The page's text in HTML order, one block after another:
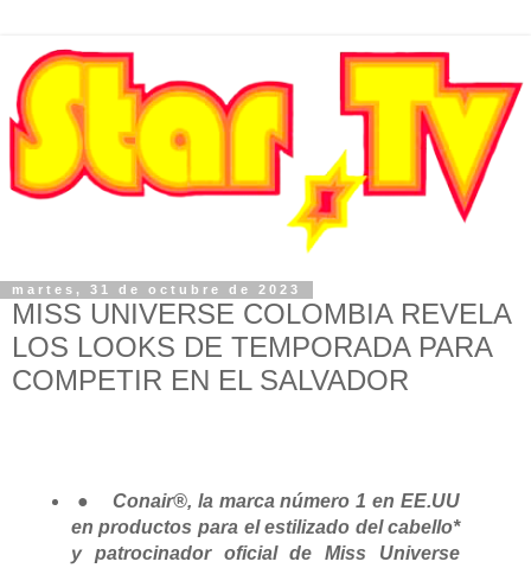
martes, 31 de octubre de 2023
MISS UNIVERSE COLOMBIA REVELA
LOS LOOKS DE TEMPORADA PARA
COMPETIR EN EL SALVADOR
●
Conair®, la marca número 1 en EE.UU
en productos para el estilizado del cabello*
y patrocinador oficial de Miss Universe